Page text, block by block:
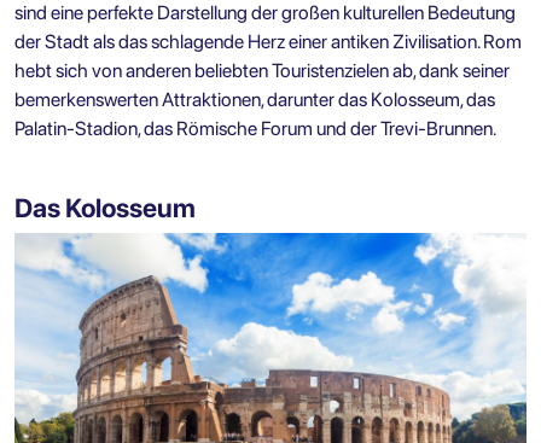
sind eine perfekte Darstellung der großen kulturellen Bedeutung
der Stadt als das schlagende Herz einer antiken Zivilisation. Rom
hebt sich von anderen beliebten Touristenzielen ab, dank seiner
bemerkenswerten Attraktionen, darunter das Kolosseum, das
Palatin-Stadion, das Römische Forum und der Trevi-Brunnen.
Das Kolosseum